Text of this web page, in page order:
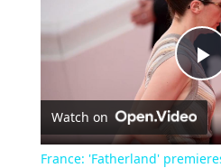
Watch on
France: 'Fatherland'